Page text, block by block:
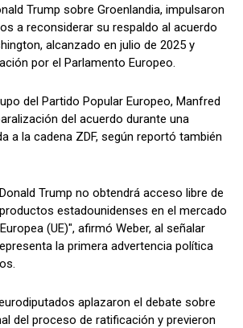
Trump sobre Groenlandia, impulsaron
a reconsiderar su respaldo al acuerdo
alcanzado en julio de 2025 y
por el Parlamento Europeo.
del Partido Popular Europeo, Manfred
del acuerdo durante una
a la cadena ZDF, según reportó también
Trump no obtendrá acceso libre de
estadounidenses en el mercado
(UE)", afirmó Weber, al señalar
la primera advertencia política
aplazaron el debate sobre
del proceso de ratificación y previeron